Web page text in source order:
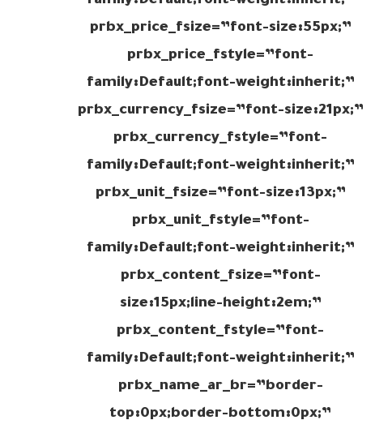
prbx_price_fsize=”font-size:55px;”
prbx_price_fstyle=”font-
family:Default;font-weight:inherit;”
prbx_currency_fsize=”font-size:21px;”
prbx_currency_fstyle=”font-
family:Default;font-weight:inherit;”
prbx_unit_fsize=”font-size:13px;”
prbx_unit_fstyle=”font-
family:Default;font-weight:inherit;”
prbx_content_fsize=”font-
size:15px;line-height:2em;”
prbx_content_fstyle=”font-
family:Default;font-weight:inherit;”
prbx_name_ar_br=”border-
top:0px;border-bottom:0px;”